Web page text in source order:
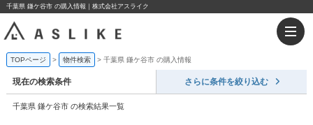
千葉県 鎌ケ谷市 の購入情報｜株式会社アスライク
TOPページ 物件検索 千葉県 鎌ケ谷市 の購入情報
現在の検索条件 さらに条件を絞り込む
千葉県 鎌ケ谷市 の検索結果一覧